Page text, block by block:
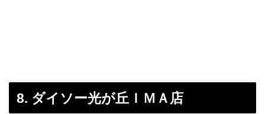
8. ダイソー光が丘ＩＭＡ店